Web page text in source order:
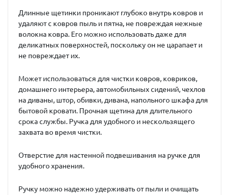
Длинные щетинки проникают глубоко внутрь ковров и
удаляют с ковров пыль и пятна, не повреждая нежные
волокна ковра. Его можно использовать даже для
деликатных поверхностей, поскольку он не царапает и
не повреждает их.
Может использоваться для чистки ковров, ковриков,
домашнего интерьера, автомобильных сидений, чехлов
на диваны, штор, обивки, дивана, напольного шкафа для
бытовой кровати. Прочная щетина для длительного
срока службы. Ручка для удобного и нескользящего
захвата во время чистки.
Отверстие для настенной подвешивания на ручке для
удобного хранения.
Ручку можно надежно удерживать от пыли и очищать